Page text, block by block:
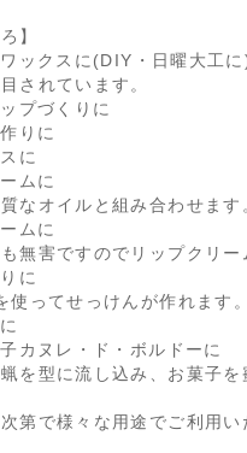
】
ックスに(DIY・日曜大工に
されています。
プづくりに
りに
に
ムに
なオイルと組み合わせます
ムに
無害ですのでリップクリー
に
ってせっけんが作れます。
カヌレ・ド・ボルドーに
を型に流し込み、お菓子を
第で様々な用途でご利用い